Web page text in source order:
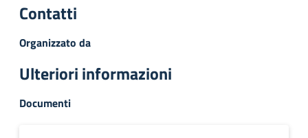
Contatti
Organizzato da
Ulteriori informazioni
Documenti